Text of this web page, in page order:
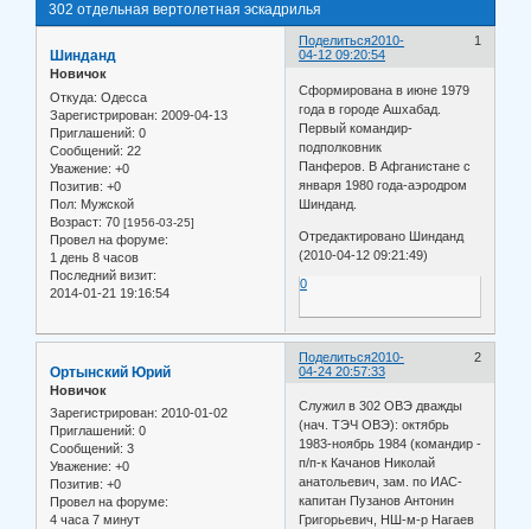
302 отдельная вертолетная эскадрилья
Поделиться 1
2010-
04-12 09:20:54
Шинданд
Новичок
Откуда: Одесса
Зарегистрирован: 2009-04-13
Приглашений: 0
Сообщений: 22
Уважение: +0
Позитив: +0
Пол: Мужской
Возраст: 70 [1956-03-25]
Провел на форуме:
1 день 8 часов
Последний визит:
2014-01-21 19:16:54
Сформирована в июне 1979
года в городе Ашхабад.
Первый командир-
подполковник
Панферов. В Афганистане с
января 1980 года-аэродром
Шинданд.
Отредактировано Шинданд
(2010-04-12 09:21:49)
0
Поделиться 2
2010-
04-24 20:57:33
Ортынский Юрий
Новичок
Зарегистрирован: 2010-01-02
Приглашений: 0
Сообщений: 3
Уважение: +0
Позитив: +0
Провел на форуме:
4 часа 7 минут
Служил в 302 ОВЭ дважды
(нач. ТЭЧ ОВЭ): октябрь
1983-ноябрь 1984 (командир -
п/п-к Качанов Николай
анатольевич, зам. по ИАС-
капитан Пузанов Антонин
Григорьевич, НШ-м-р Нагаев